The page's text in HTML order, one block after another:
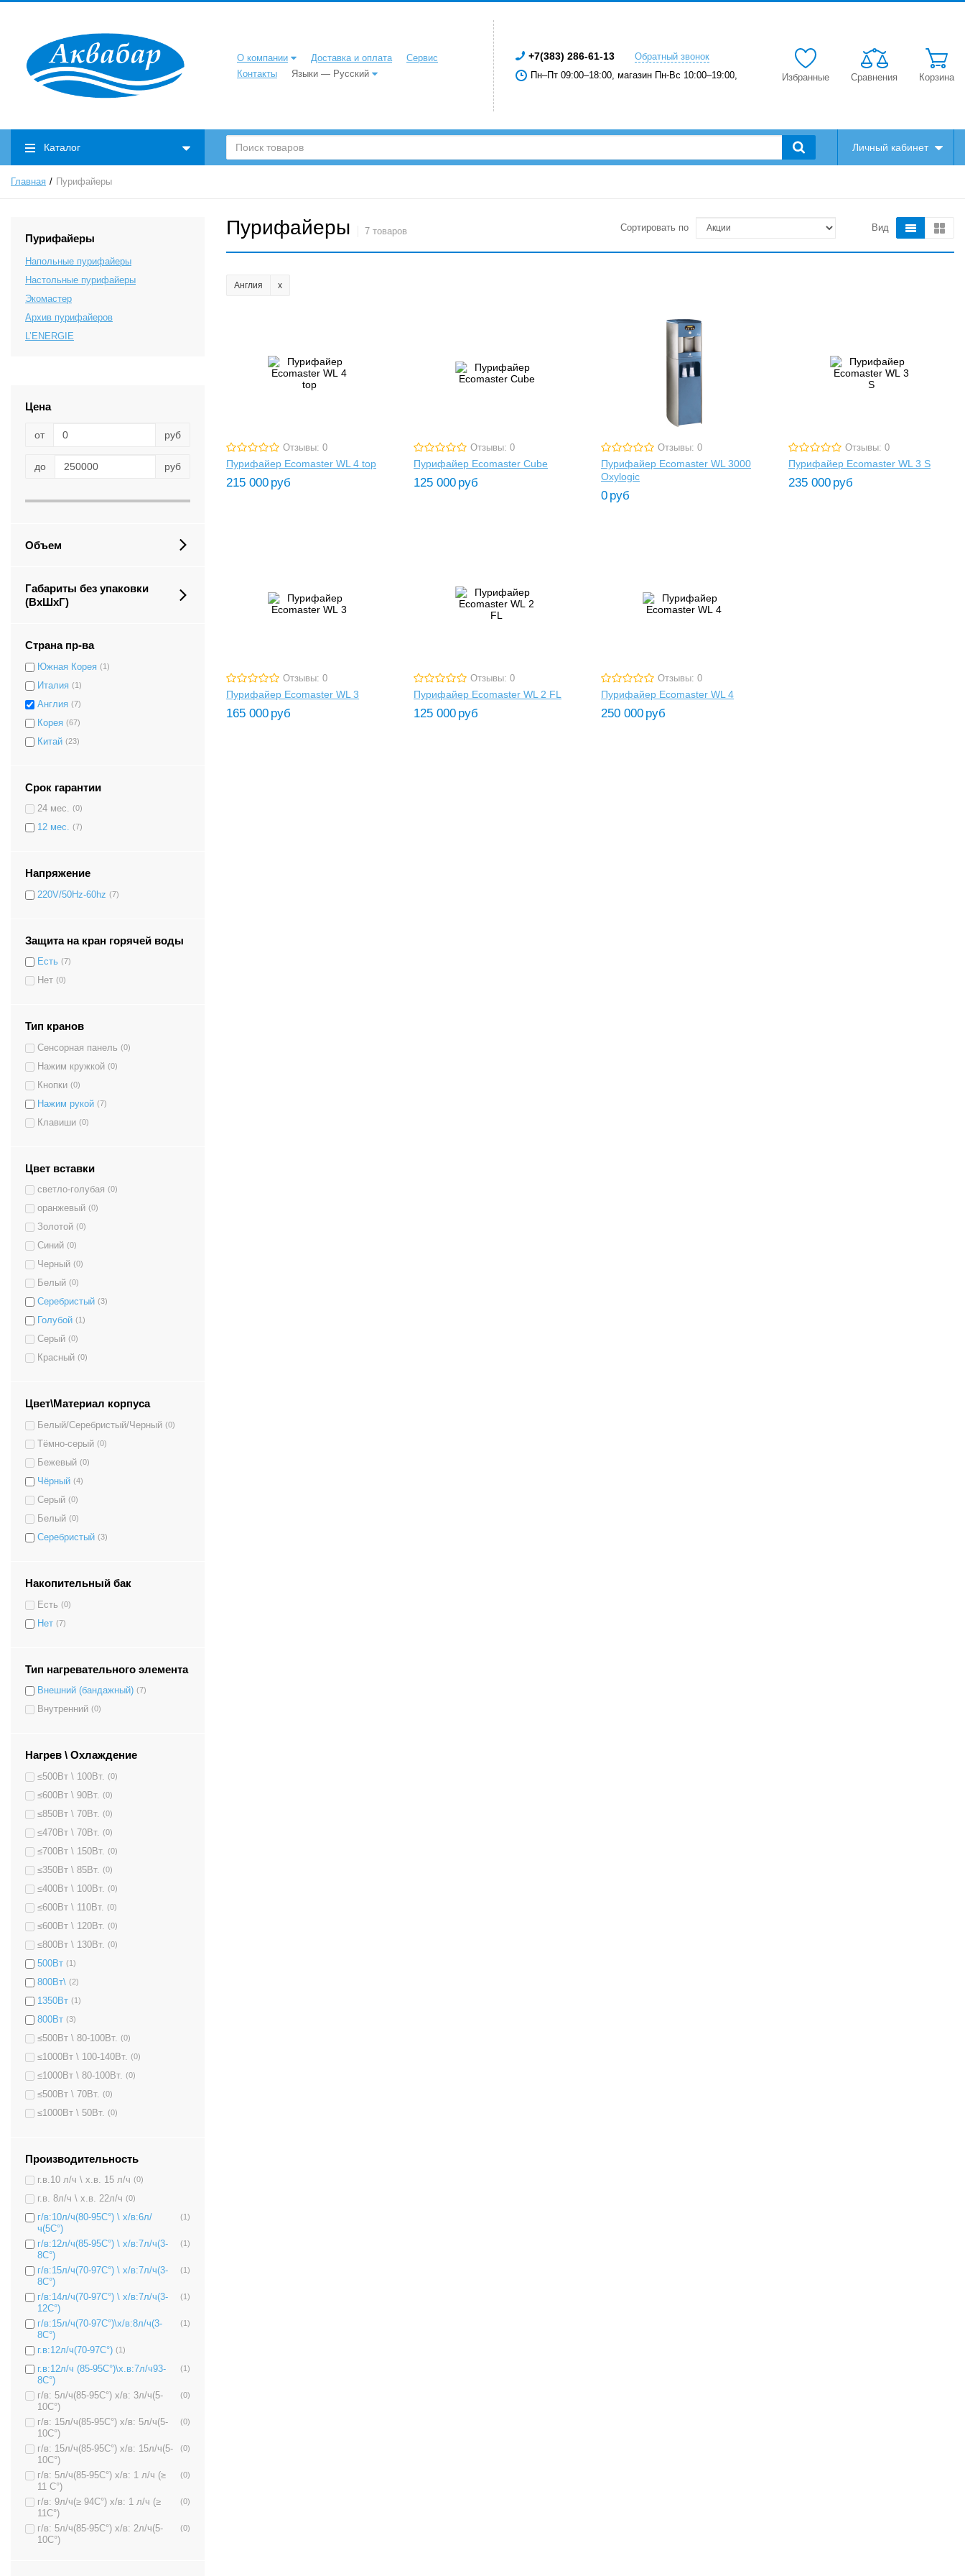
О компании Доставка и оплата
Сервис
Контакты
Языки — Русский
+7(383) 286-61-13
Обратный звонок
Пн–Пт 09:00–18:00, магазин Пн-Вс 10:00–19:00,
Избранные Сравнения Корзина
Каталог Личный кабинет
Главная Пурифайеры
Пурифайеры
Напольные пурифайеры
Настольные пурифайеры
Экомастер
Архив пурифайеров
L’ENERGIE
Цена
от руб
до руб
Объем
Габариты без упаковки
(ВxШxГ)
Страна пр-ва
Южная Корея (1)
Италия (1)
Англия (7)
Корея (67)
Китай (23)
Срок гарантии
24 мес. (0)
12 мес. (7)
Напряжение
220V/50Hz-60hz (7)
Защита на кран горячей воды
Есть (7)
Нет (0)
Тип кранов
Сенсорная панель (0)
Нажим кружкой (0)
Кнопки (0)
Нажим рукой (7)
Клавиши (0)
Цвет вставки
светло-голубая (0)
оранжевый (0)
Золотой (0)
Синий (0)
Черный (0)
Белый (0)
Серебристый (3)
Голубой (1)
Серый (0)
Красный (0)
Цвет\Материал корпуса
Белый/Серебристый/Черный (0)
Тёмно-серый (0)
Бежевый (0)
Чёрный (4)
Серый (0)
Белый (0)
Серебристый (3)
Накопительный бак
Есть (0)
Нет (7)
Тип нагревательного элемента
Внешний (бандажный) (7)
Внутренний (0)
Нагрев \ Охлаждение
≤500Вт \ 100Вт. (0)
≤600Вт \ 90Вт. (0)
≤850Вт \ 70Вт. (0)
≤470Вт \ 70Вт. (0)
≤700Вт \ 150Вт. (0)
≤350Вт \ 85Вт. (0)
≤400Вт \ 100Вт. (0)
≤600Вт \ 110Вт. (0)
≤600Вт \ 120Вт. (0)
≤800Вт \ 130Вт. (0)
500Вт (1)
800Вт\ (2)
1350Вт (1)
800Вт (3)
≤500Вт \ 80-100Вт. (0)
≤1000Вт \ 100-140Вт. (0)
≤1000Вт \ 80-100Вт. (0)
≤500Вт \ 70Вт. (0)
≤1000Вт \ 50Вт. (0)
Производительность
г.в.10 л/ч \ х.в. 15 л/ч (0)
г.в. 8л/ч \ х.в. 22л/ч (0)
г/в:10л/ч(80-95C°) \ х/в:6л/
ч(5C°)
(1)
г/в:12л/ч(85-95C°) \ х/в:7л/ч(3-
8C°)
(1)
г/в:15л/ч(70-97C°) \ х/в:7л/ч(3-
8C°)
(1)
г/в:14л/ч(70-97C°) \ х/в:7л/ч(3-
12C°)
(1)
г/в:15л/ч(70-97C°)\х/в:8л/ч(3-
8C°)
(1)
г.в:12л/ч(70-97C°) (1)
г.в:12л/ч (85-95C°)\х.в:7л/ч93-
8C°)
(1)
г/в: 5л/ч(85-95C°) х/в: 3л/ч(5-
10C°)
(0)
г/в: 15л/ч(85-95C°) х/в: 5л/ч(5-
10C°)
(0)
г/в: 15л/ч(85-95C°) х/в: 15л/ч(5-
10C°)
(0)
г/в: 5л/ч(85-95C°) х/в: 1 л/ч (≥
11 C°)
(0)
г/в: 9л/ч(≥ 94C°) х/в: 1 л/ч (≥
11C°)
(0)
г/в: 5л/ч(85-95C°) х/в: 2л/ч(5-
10C°)
(0)
Пурифайеры 7 товаров Сортировать по Вид
Англия
Отзывы: 0
Пурифайер Ecomaster WL 4 top
215 000 руб
Отзывы: 0
Пурифайер Ecomaster Cube
125 000 руб
Отзывы: 0
Пурифайер Ecomaster WL 3000
Oxylogic
0 руб
Отзывы: 0
Пурифайер Ecomaster WL 3 S
235 000 руб
Отзывы: 0
Пурифайер Ecomaster WL 3
165 000 руб
Отзывы: 0
Пурифайер Ecomaster WL 2 FL
125 000 руб
Отзывы: 0
Пурифайер Ecomaster WL 4
250 000 руб